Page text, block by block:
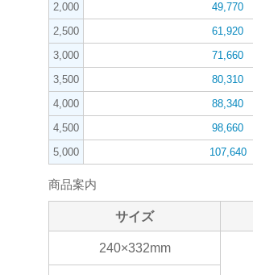
2,000
49,770
2,500
61,920
3,000
71,660
3,500
80,310
4,000
88,340
4,500
98,660
5,000
107,640
商品案内
サイズ
240×332mm